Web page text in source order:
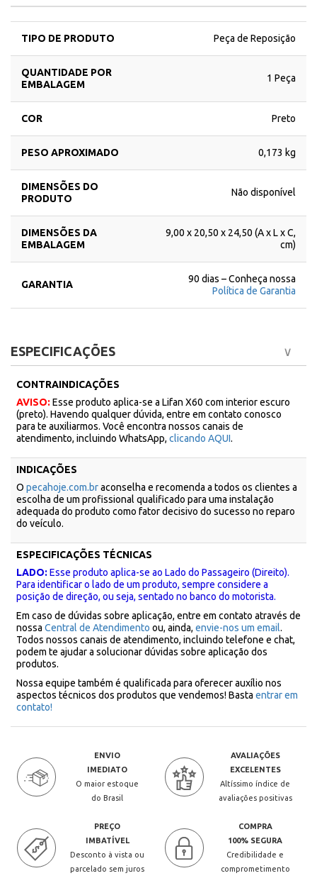
TIPO DE PRODUTO Peça de Reposição
QUANTIDADE POR
EMBALAGEM
1 Peça
COR Preto
PESO APROXIMADO 0,173 kg
DIMENSÕES DO
PRODUTO
Não disponível
DIMENSÕES DA
EMBALAGEM
9,00 x 20,50 x 24,50 (A x L x C,
cm)
GARANTIA
90 dias – Conheça nossa
Política de Garantia
ESPECIFICAÇÕES
CONTRAINDICAÇÕES
AVISO: Esse produto aplica-se a Lifan X60 com interior escuro
(preto). Havendo qualquer dúvida, entre em contato conosco
para te auxiliarmos. Você encontra nossos canais de
atendimento, incluindo WhatsApp, clicando AQUI.
INDICAÇÕES
O pecahoje.com.braconselha e recomenda a todos os clientes a
escolha de um profissional qualificado para uma instalação
adequada do produto como fator decisivo do sucesso no reparo
do veículo.
ESPECIFICAÇÕES TÉCNICAS
LADO: Esse produto aplica-se ao Lado do Passageiro (Direito).
Para identificar o lado de um produto, sempre considere a
posição de direção, ou seja, sentado no banco do motorista.
Em caso de dúvidas sobre aplicação, entre em contato através de
nossa Central de Atendimento ou, ainda, envie-nos um email.
Todos nossos canais de atendimento, incluindo telefone e chat,
podem te ajudar a solucionar dúvidas sobre aplicação dos
produtos.
Nossa equipe também é qualificada para oferecer auxílio nos
aspectos técnicos dos produtos que vendemos! Basta entrar em
contato!
ENVIO
IMEDIATO
O maior estoque
do Brasil
AVALIAÇÕES
EXCELENTES
Altíssimo índice de
avaliações positivas
PREÇO
IMBATÍVEL
Desconto à vista ou
parcelado sem juros
COMPRA
100% SEGURA
Credibilidade e
comprometimento